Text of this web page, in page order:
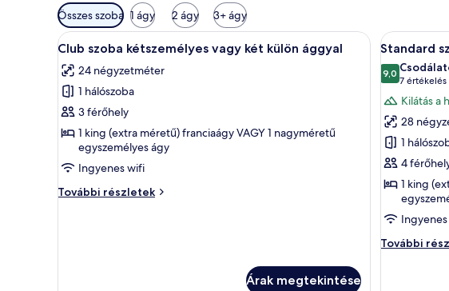
Szobákhoz
rendelkezésre
álló
szűrők
Összes szoba 1 ágy 2 ágy 3+ ágy
A
következő
szoba
összes
képének
megtekintése:
Club
szoba
kétszemélyes
Club szoba kétszemélyes vagy két külön ággyal |
6
Club szoba kétszemélyes vagy két külön ággyal
24 négyzetméter
1 hálószoba
3 férőhely
1 king (extra méretű) franciaágy VAGY 1 nagyméretű
egyszemélyes ágy
Ingyenes wifi
További részletek
Club
Árak megtekintése
A
szoba
összes
képének
Standard
szoba
vagy
két
külön
7
Standard
9,010-ből 9,0
7 értékelés
(7
Kilátás a
28
1
4
1 king
További
Standard